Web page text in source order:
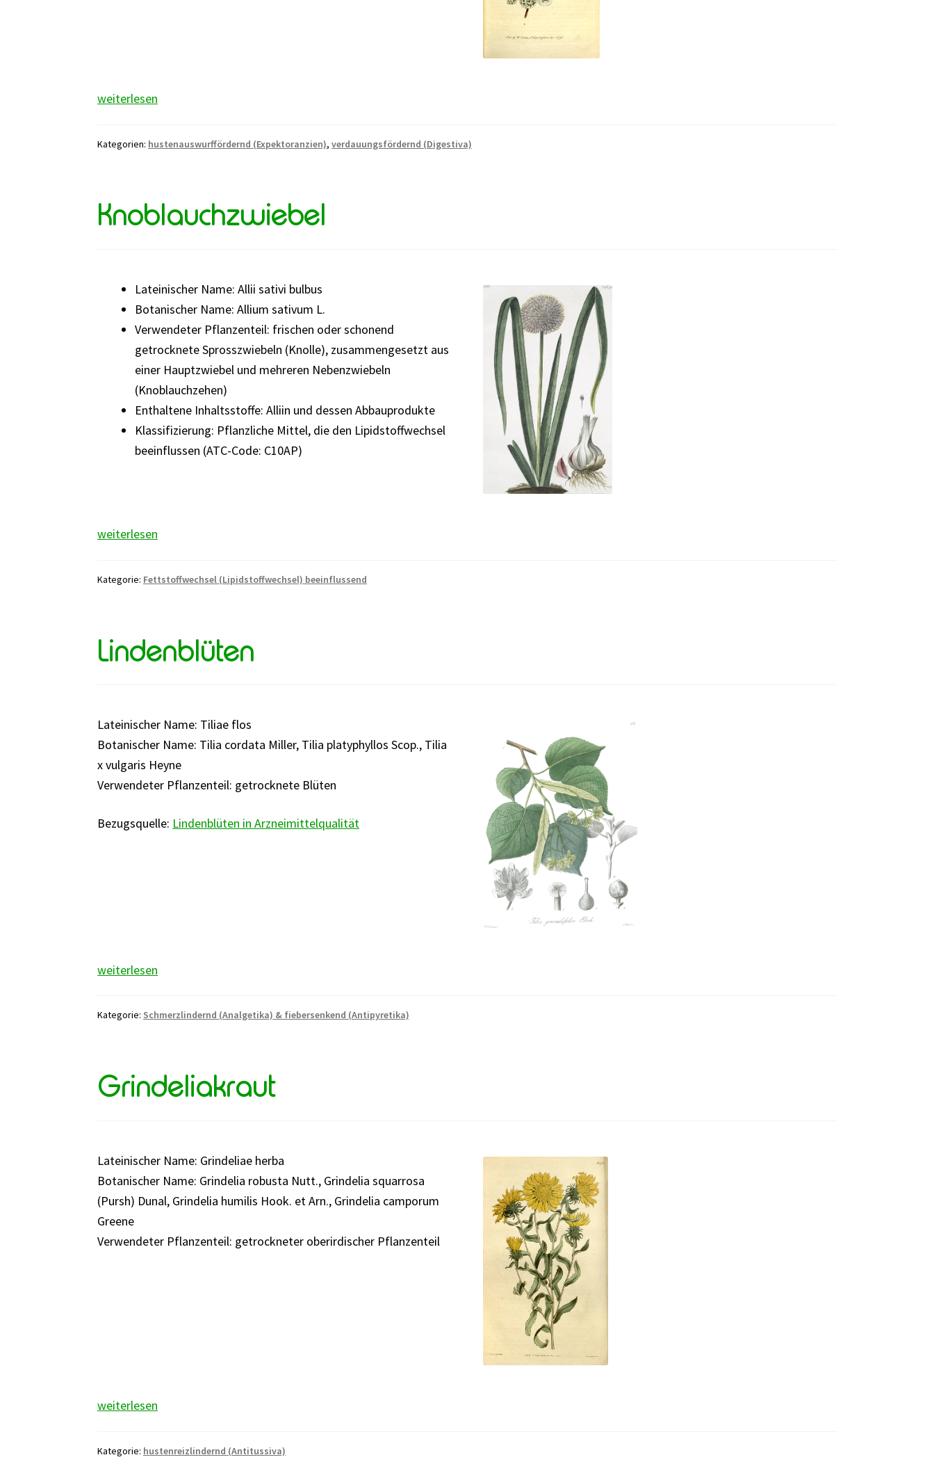
Kretisches
weiterlesen
Kategorien: hustenauswurffördernd (Expektoranzien),verdauungsfördernd (Digestiva)
Knoblauchzwiebel
Lateinischer Name: Allii sativi bulbus
Botanischer Name: Allium sativum L.
Verwendeter Pflanzenteil: frischen oder schonend
getrocknete Sprosszwiebeln (Knolle), zusammengesetzt aus
einer Hauptzwiebel und mehreren Nebenzwiebeln
(Knoblauchzehen)
Enthaltene Inhaltsstoffe: Alliin und dessen Abbauprodukte
Klassifizierung: Pflanzliche Mittel, die den Lipidstoffwechsel
beeinflussen (ATC-Code: C10AP)
Knoblauchzwiebel
weiterlesen
Kategorie: Fettstoffwechsel (Lipidstoffwechsel) beeinflussend
Lindenblüten
Lateinischer Name: Tiliae flos
Botanischer Name: Tilia cordata Miller, Tilia platyphyllos Scop., Tilia
x vulgaris Heyne
Verwendeter Pflanzenteil: getrocknete Blüten
Bezugsquelle: Lindenblüten in Arzneimittelqualität
Lindenblüten
weiterlesen
Kategorie: Schmerzlindernd (Analgetika) & fiebersenkend (Antipyretika)
Grindeliakraut
Lateinischer Name: Grindeliae herba
Botanischer Name: Grindelia robusta Nutt., Grindelia squarrosa
(Pursh) Dunal, Grindelia humilis Hook. et Arn., Grindelia camporum
Greene
Verwendeter Pflanzenteil: getrockneter oberirdischer Pflanzenteil
Grindeliakraut
weiterlesen
Kategorie: hustenreizlindernd (Antitussiva)